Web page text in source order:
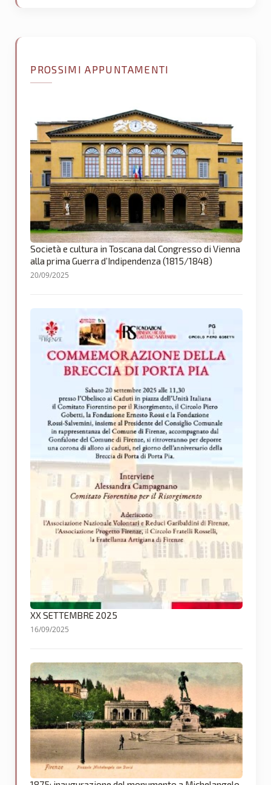
PROSSIMI APPUNTAMENTI
Società e cultura in Toscana dal Congresso di Vienna
alla prima Guerra d’Indipendenza (1815/1848)
20/09/2025
XX SETTEMBRE 2025
16/09/2025